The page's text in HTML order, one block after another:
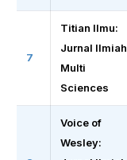
7
Titian Ilmu:
Jurnal Ilmiah
Multi
Sciences
Voice of
Wesley: